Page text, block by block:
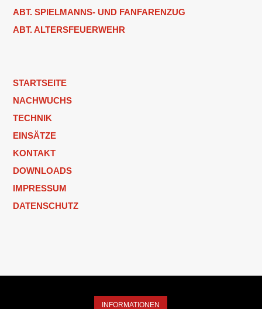
ABT. SPIELMANNS- UND FANFARENZUG
ABT. ALTERSFEUERWEHR
STARTSEITE
NACHWUCHS
TECHNIK
EINSÄTZE
KONTAKT
DOWNLOADS
IMPRESSUM
DATENSCHUTZ
INFORMATIONEN